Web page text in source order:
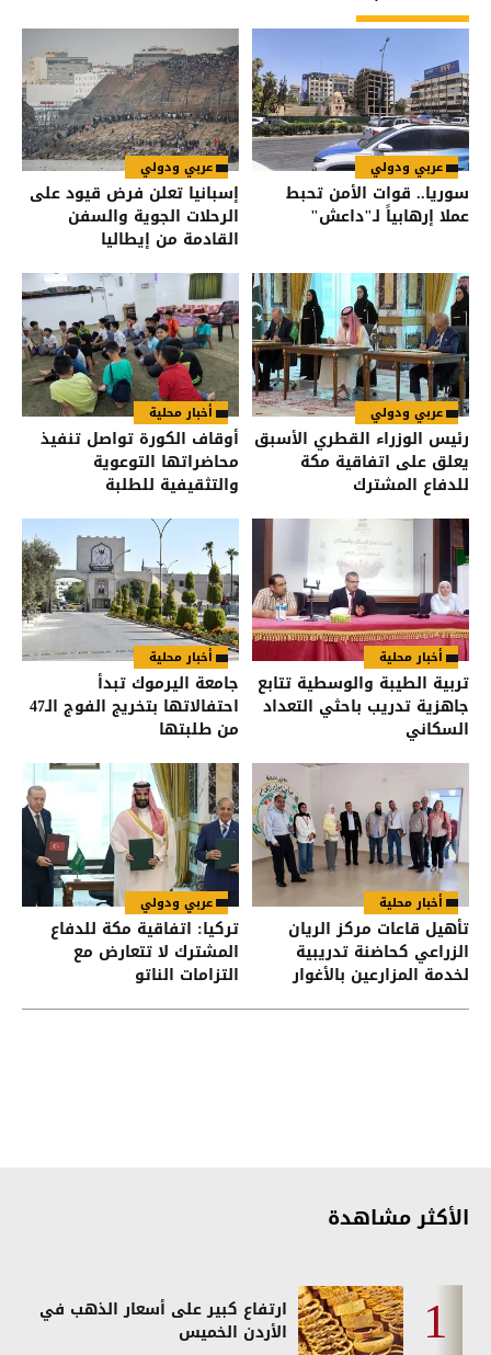
عربي ودولي
سوريا.. قوات الأمن تحبط
عملا إرهابياً لـ"داعش"
عربي ودولي
إسبانيا تعلن فرض قيود على
الرحلات الجوية والسفن
القادمة من إيطاليا
عربي ودولي
رئيس الوزراء القطري الأسبق
يعلق على اتفاقية مكة
للدفاع المشترك
أخبار محلية
أوقاف الكورة تواصل تنفيذ
محاضراتها التوعوية
والتثقيفية للطلبة
أخبار محلية
تربية الطيبة والوسطية تتابع
جاهزية تدريب باحثي التعداد
السكاني
أخبار محلية
جامعة اليرموك تبدأ
احتفالاتها بتخريج الفوج الـ47
من طلبتها
أخبار محلية
تأهيل قاعات مركز الريان
الزراعي كحاضنة تدريبية
لخدمة المزارعين بالأغوار
عربي ودولي
تركيا: اتفاقية مكة للدفاع
المشترك لا تتعارض مع
التزامات الناتو
الأكثر مشاهدة
ارتفاع كبير على أسعار الذهب في
الأردن الخميس